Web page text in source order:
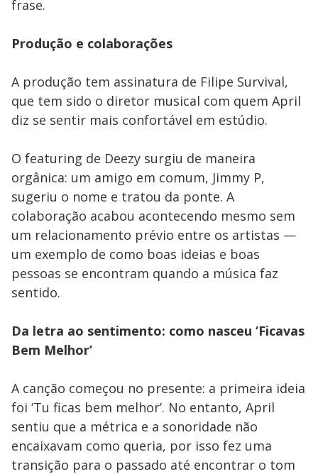
frase.
Produção e colaborações
A produção tem assinatura de Filipe Survival,
que tem sido o diretor musical com quem April
diz se sentir mais confortável em estúdio.
O featuring de Deezy surgiu de maneira
orgânica: um amigo em comum, Jimmy P,
sugeriu o nome e tratou da ponte. A
colaboração acabou acontecendo mesmo sem
um relacionamento prévio entre os artistas —
um exemplo de como boas ideias e boas
pessoas se encontram quando a música faz
sentido.
Da letra ao sentimento: como nasceu ‘Ficavas
Bem Melhor’
A canção começou no presente: a primeira ideia
foi ‘Tu ficas bem melhor’. No entanto, April
sentiu que a métrica e a sonoridade não
encaixavam como queria, por isso fez uma
transição para o passado até encontrar o tom